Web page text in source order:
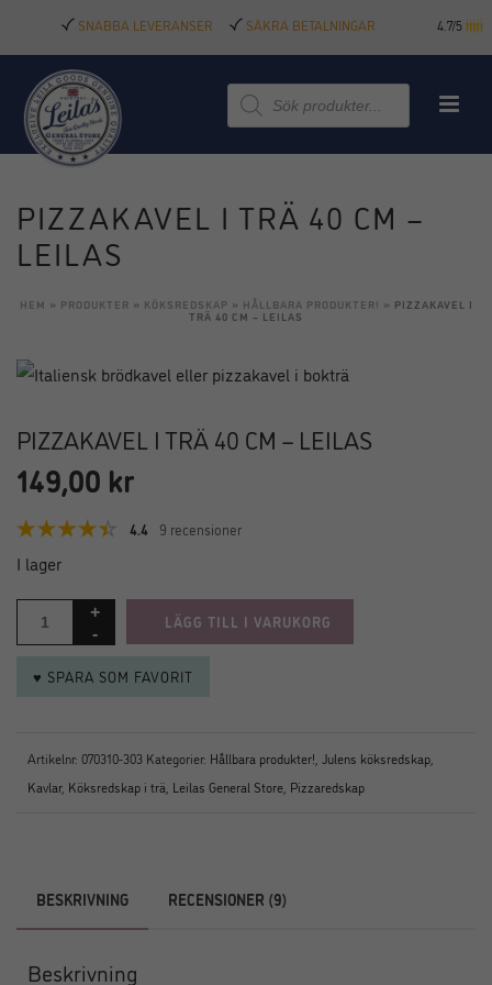
SNABBA LEVERANSER SÄKRA BETALNINGAR 4.7/5
Produktsökning
PIZZAKAVEL I TRÄ 40 CM –
LEILAS
HEM » PRODUKTER » KÖKSREDSKAP » HÅLLBARA PRODUKTER! » PIZZAKAVEL I
TRÄ 40 CM – LEILAS
PIZZAKAVEL I TRÄ 40 CM – LEILAS
149,00 kr
4.4 9 recensioner
I lager
LÄGG TILL I VARUKORG
♥ SPARA SOM FAVORIT
Artikelnr: 070310-303 Kategorier: Hållbara produkter! Julens köksredskap
Kavlar, Köksredskap i trä Leilas General Store Pizzaredskap
BESKRIVNING RECENSIONER (9)
Beskrivning